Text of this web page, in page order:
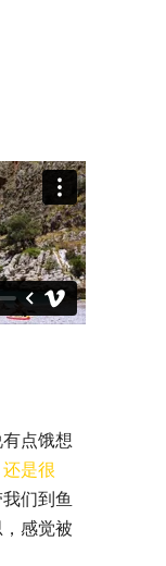
点饿想
还是很
们到鱼
感觉被